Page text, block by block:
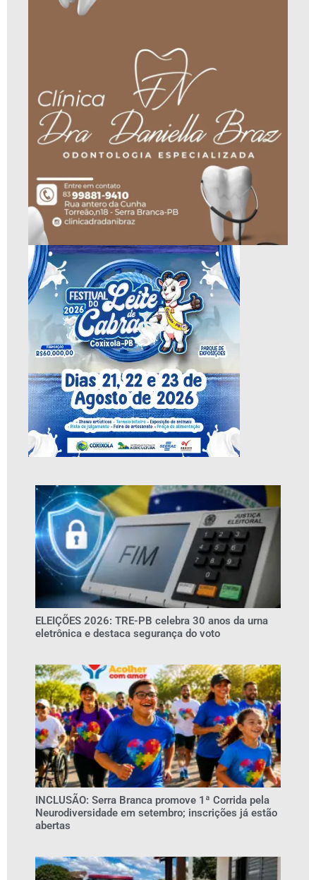
ELEIÇÕES 2026: TRE-PB celebra 30 anos da urna
eletrônica e destaca segurança do voto
INCLUSÃO: Serra Branca promove 1ª Corrida pela
Neurodiversidade em setembro; inscrições já estão
abertas